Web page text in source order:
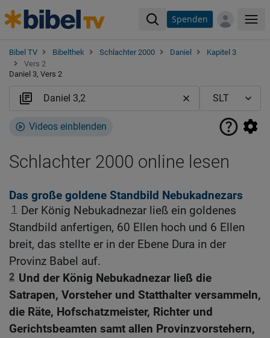
Spenden
Bibel TV Bibelthek Schlachter 2000 Daniel
Kapitel 3
Vers 2
Daniel 3, Vers 2
Videos einblenden
Schlachter 2000 online lesen
Das große goldene Standbild Nebukadnezars
1
Der König Nebukadnezar ließ ein goldenes
Standbild anfertigen, 60 Ellen hoch und 6 Ellen
breit, das stellte er in der Ebene Dura in der
Provinz Babel auf.
2 Und der König Nebukadnezar ließ die
Satrapen, Vorsteher und Statthalter versammeln,
die Räte, Hofschatzmeister, Richter und
Gerichtsbeamten samt allen Provinzvorstehern,